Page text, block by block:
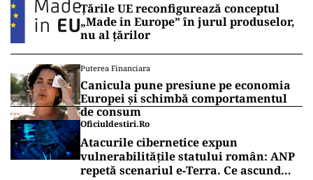
Țările UE reconfigurează conceptul
„Made in Europe” în jurul produselor,
nu al țărilor
Puterea Financiara
Canicula pune presiune pe economia
Europei și schimbă comportamentul
de consum
Oficiuldestiri.ro
Atacurile cibernetice expun
vulnerabilitățile statului român: ANP
repetă scenariul e‑Terra. Ce ascund